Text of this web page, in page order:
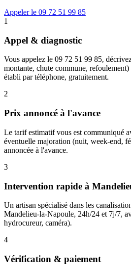
Appeler le 09 72 51 99 85
1
Appel & diagnostic
Vous appelez le 09 72 51 99 85,
montante, chute commune,
établi par téléphone, gratuitement.
2
Prix annoncé à l'avance
Le tarif estimatif vous est communiqué
éventuelle majoration (nuit, week-end,
annoncée à l'avance.
3
Intervention rapide à
Un artisan spécialisé dans les
Mandelieu-la-Napoule, 24h/24 et 7j/7,
hydrocureur, caméra).
4
Vérification & paiement